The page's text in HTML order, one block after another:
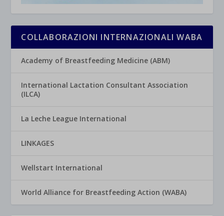
COLLABORAZIONI INTERNAZIONALI WABA
Academy of Breastfeeding Medicine (ABM)
International Lactation Consultant Association
(ILCA)
La Leche League International
LINKAGES
Wellstart International
World Alliance for Breastfeeding Action (WABA)